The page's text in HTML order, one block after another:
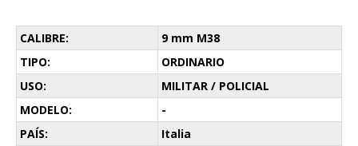
CALIBRE:
9 mm M38
TIPO:
ORDINARIO
USO:
MILITAR / POLICIAL
MODELO:
-
PAÍS:
Italia